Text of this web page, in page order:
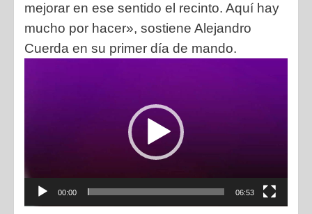
mejorar en ese sentido el recinto. Aquí hay
mucho por hacer», sostiene Alejandro
Cuerda en su primer día de mando.
00:00 06:53